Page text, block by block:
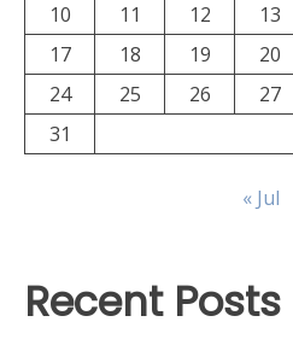
10
11 12 13
17
18 19 20
24
25 26 27
31
« Jul
Recent Posts